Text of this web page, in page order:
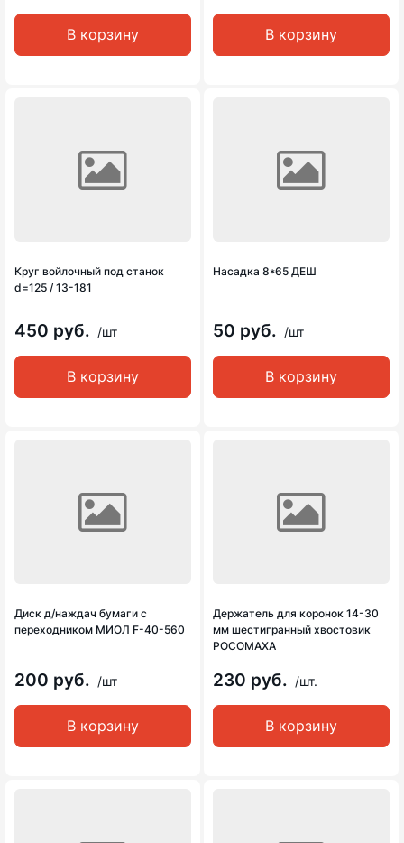
В корзину В корзину
Круг войлочный под станок
d=125 / 13-181
450 руб. /шт
В корзину
Насадка 8*65 ДЕШ
50 руб. /шт
В корзину
Диск д/наждач бумаги с
переходником МИОЛ F-40-560
200 руб. /шт
В корзину
Держатель для коронок 14-30
мм шестигранный хвостовик
РОСОМАХА
230 руб. /шт.
В корзину